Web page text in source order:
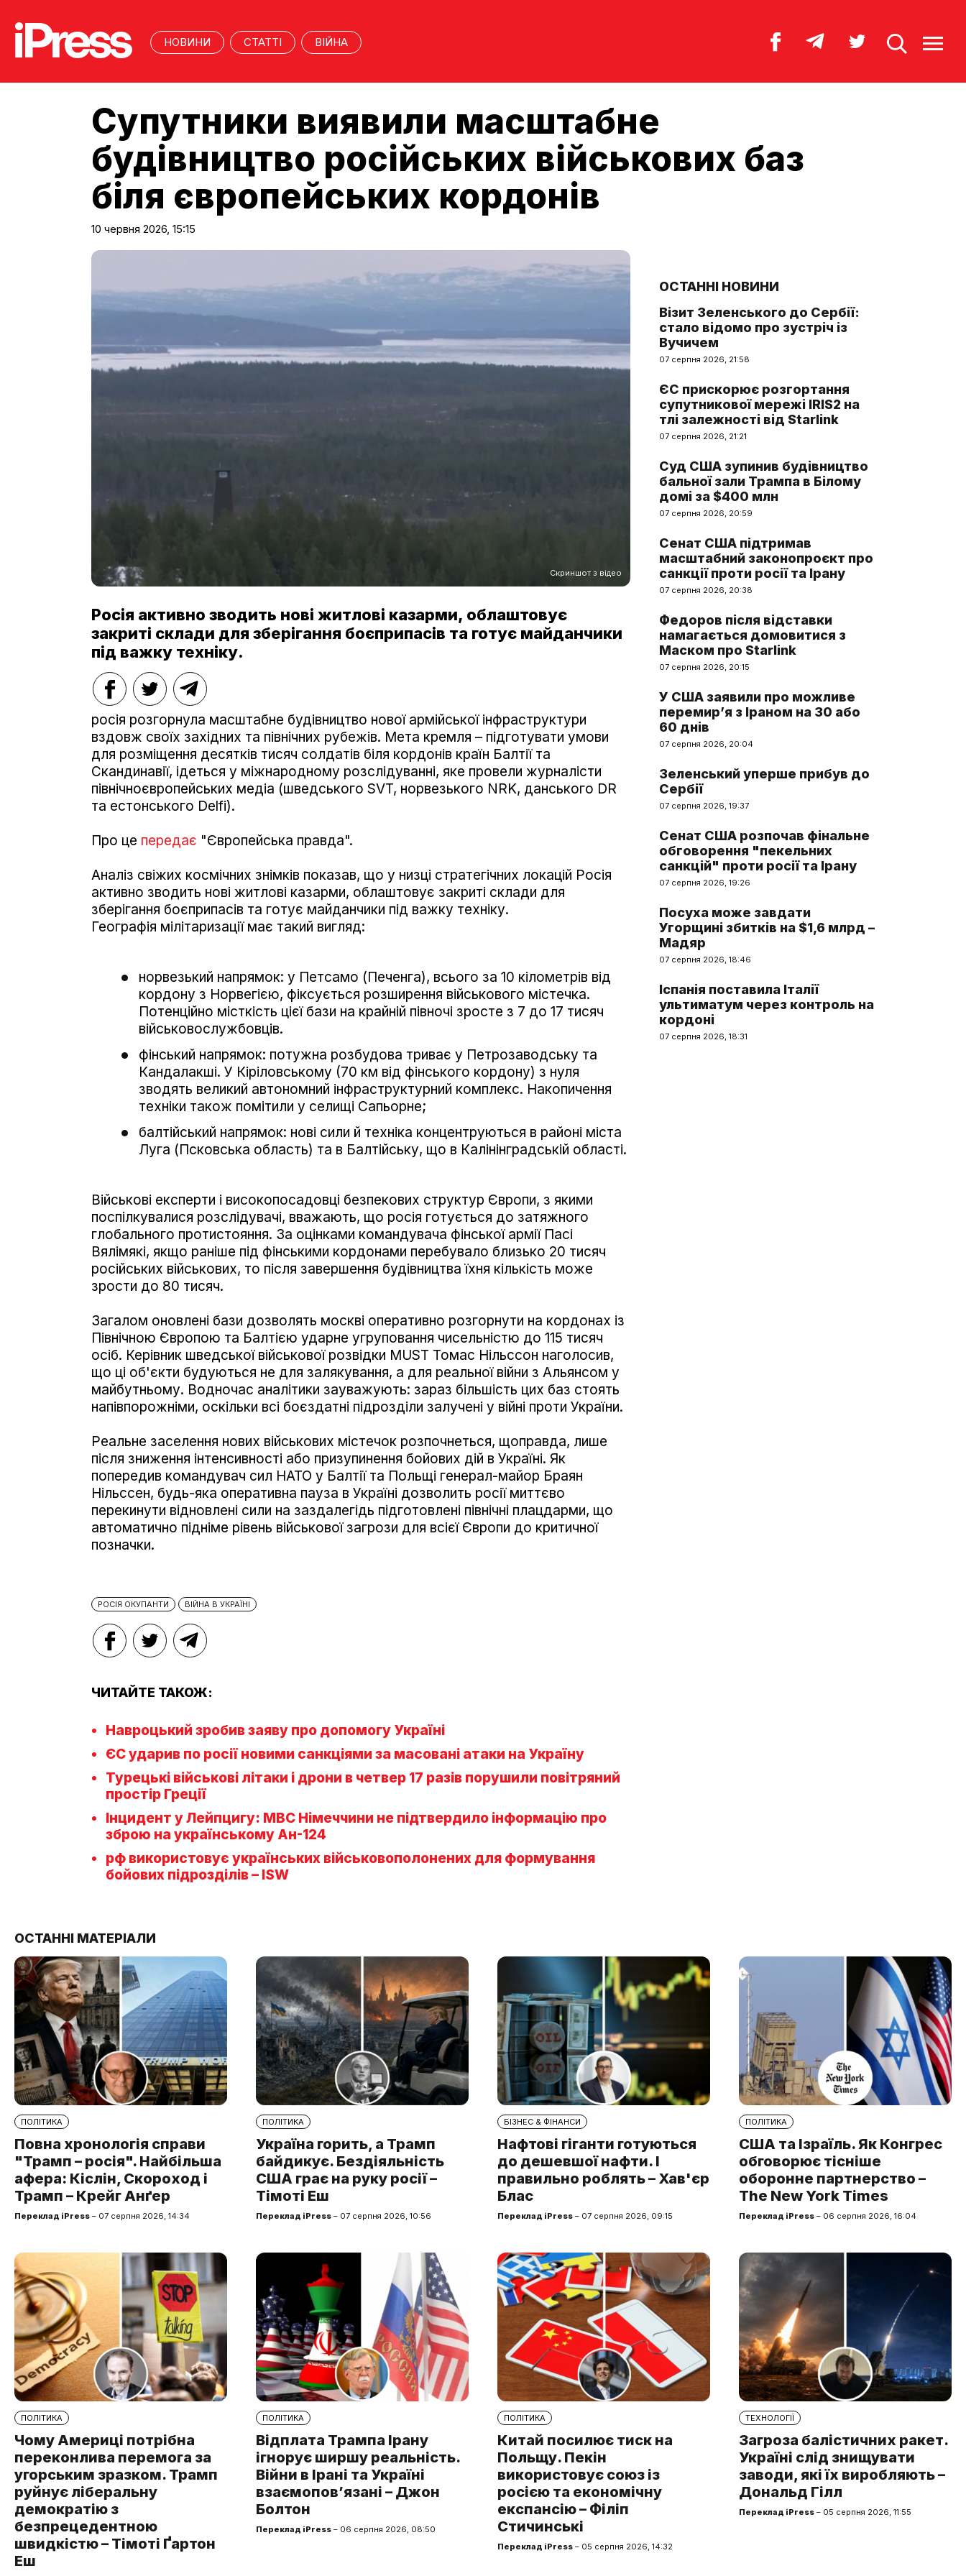
НОВИНИ СТАТТІ ВІЙНА
Супутники виявили масштабне
будівництво російських військових баз
біля європейських кордонів
10 червня 2026, 15:15
Скриншот з відео
Росія активно зводить нові житлові казарми, облаштовує
закриті склади для зберігання боєприпасів та готує майданчики
під важку техніку.
росія розгорнула масштабне будівництво нової армійської інфраструктури
вздовж своїх західних та північних рубежів. Мета кремля – підготувати умови
для розміщення десятків тисяч солдатів біля кордонів країн Балтії та
Скандинавії, ідеться у міжнародному розслідуванні, яке провели журналісти
північноєвропейських медіа (шведського SVT, норвезького NRK, данського DR
та естонського Delfi).
Про це передає "Європейська правда".
Аналіз свіжих космічних знімків показав, що у низці стратегічних локацій Росія
активно зводить нові житлові казарми, облаштовує закриті склади для
зберігання боєприпасів та готує майданчики під важку техніку.
Географія мілітаризації має такий вигляд:
норвезький напрямок: у Петсамо (Печенга), всього за 10 кілометрів від
кордону з Норвегією, фіксується розширення військового містечка.
Потенційно місткість цієї бази на крайній півночі зросте з 7 до 17 тисяч
військовослужбовців.
фінський напрямок: потужна розбудова триває у Петрозаводську та
Кандалакші. У Кіріловському (70 км від фінського кордону) з нуля
зводять великий автономний інфраструктурний комплекс. Накопичення
техніки також помітили у селищі Сапьорне;
балтійський напрямок: нові сили й техніка концентруються в районі міста
Луга (Псковська область) та в Балтійську, що в Калінінградській області.
Військові експерти і високопосадовці безпекових структур Європи, з якими
поспілкувалися розслідувачі, вважають, що росія готується до затяжного
глобального протистояння. За оцінками командувача фінської армії Пасі
Вялімякі, якщо раніше під фінськими кордонами перебувало близько 20 тисяч
російських військових, то після завершення будівництва їхня кількість може
зрости до 80 тисяч.
Загалом оновлені бази дозволять москві оперативно розгорнути на кордонах із
Північною Європою та Балтією ударне угруповання чисельністю до 115 тисяч
осіб. Керівник шведської військової розвідки MUST Томас Нільссон наголосив,
що ці об'єкти будуються не для залякування, а для реальної війни з Альянсом у
майбутньому. Водночас аналітики зауважують: зараз більшість цих баз стоять
напівпорожніми, оскільки всі боєздатні підрозділи залучені у війні проти України.
Реальне заселення нових військових містечок розпочнеться, щоправда, лише
після зниження інтенсивності або призупинення бойових дій в Україні. Як
попередив командувач сил НАТО у Балтії та Польщі генерал-майор Браян
Нільссен, будь-яка оперативна пауза в Україні дозволить росії миттєво
перекинути відновлені сили на заздалегідь підготовлені північні плацдарми, що
автоматично підніме рівень військової загрози для всієї Європи до критичної
позначки.
РОСІЯ ОКУПАНТИ ВІЙНА В УКРАЇНІ
ЧИТАЙТЕ ТАКОЖ:
Навроцький зробив заяву про допомогу Україні
ЄС ударив по росії новими санкціями за масовані атаки на Україну
Турецькі військові літаки і дрони в четвер 17 разів порушили повітряний
простір Греції
Інцидент у Лейпцигу: МВС Німеччини не підтвердило інформацію про
зброю на українському Ан-124
рф використовує українських військовополонених для формування
бойових підрозділів – ISW
ОСТАННІ НОВИНИ
Візит Зеленського до Сербії:
стало відомо про зустріч із
Вучичем
07 серпня 2026, 21:58
ЄС прискорює розгортання
супутникової мережі IRIS2 на
тлі залежності від Starlink
07 серпня 2026, 21:21
Суд США зупинив будівництво
бальної зали Трампа в Білому
домі за $400 млн
07 серпня 2026, 20:59
Сенат США підтримав
масштабний законопроєкт про
санкції проти росії та Ірану
07 серпня 2026, 20:38
Федоров після відставки
намагається домовитися з
Маском про Starlink
07 серпня 2026, 20:15
У США заявили про можливе
перемир’я з Іраном на 30 або
60 днів
07 серпня 2026, 20:04
Зеленський уперше прибув до
Сербії
07 серпня 2026, 19:37
Сенат США розпочав фінальне
обговорення "пекельних
санкцій" проти росії та Ірану
07 серпня 2026, 19:26
Посуха може завдати
Угорщині збитків на $1,6 млрд –
Мадяр
07 серпня 2026, 18:46
Іспанія поставила Італії
ультиматум через контроль на
кордоні
07 серпня 2026, 18:31
ОСТАННІ МАТЕРІАЛИ
ПОЛІТИКА
Повна хронологія справи
"Трамп – росія". Найбільша
афера: Кіслін, Скороход і
Трамп – Крейг Анґер
Переклад iPress – 07 серпня 2026, 14:34
ПОЛІТИКА
Україна горить, а Трамп
байдикує. Бездіяльність
США грає на руку росії –
Тімоті Еш
Переклад iPress – 07 серпня 2026, 10:56
БІЗНЕС & ФІНАНСИ
Нафтові гіганти готуються
до дешевшої нафти. І
правильно роблять – Хав'єр
Блас
Переклад iPress – 07 серпня 2026, 09:15
ПОЛІТИКА
США та Ізраїль. Як Конгрес
обговорює тісніше
оборонне партнерство –
The New York Times
Переклад iPress – 06 серпня 2026, 16:04
ПОЛІТИКА
Чому Америці потрібна
переконлива перемога за
угорським зразком. Трамп
руйнує ліберальну
демократію з
безпрецедентною
швидкістю – Тімоті Ґартон
Еш
ПОЛІТИКА
Відплата Трампа Ірану
ігнорує ширшу реальність.
Війни в Ірані та Україні
взаємопов’язані – Джон
Болтон
Переклад iPress – 06 серпня 2026, 08:50
ПОЛІТИКА
Китай посилює тиск на
Польщу. Пекін
використовує союз із
росією та економічну
експансію – Філіп
Стичинські
Переклад iPress – 05 серпня 2026, 14:32
ТЕХНОЛОГІЇ
Загроза балістичних ракет.
Україні слід знищувати
заводи, які їх виробляють –
Дональд Гілл
Переклад iPress – 05 серпня 2026, 11:55